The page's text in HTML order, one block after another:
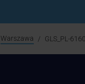
Warszawa GLS_PL-